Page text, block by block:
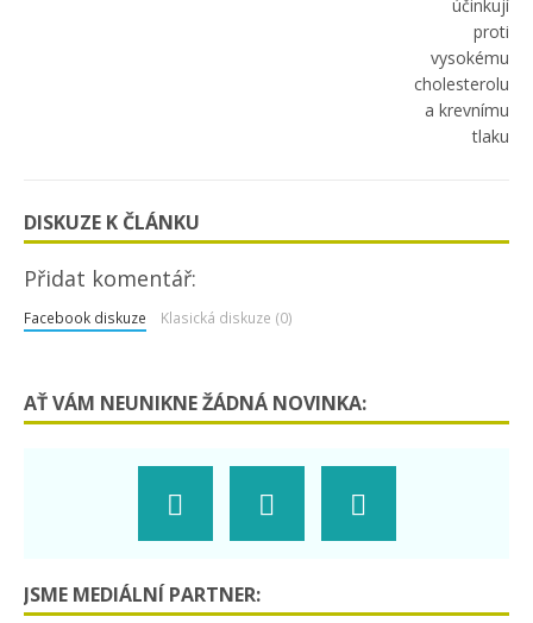
DISKUZE K ČLÁNKU
Přidat komentář:
Facebook diskuze Klasická diskuze (0)
AŤ VÁM NEUNIKNE ŽÁDNÁ NOVINKA:
JSME MEDIÁLNÍ PARTNER: